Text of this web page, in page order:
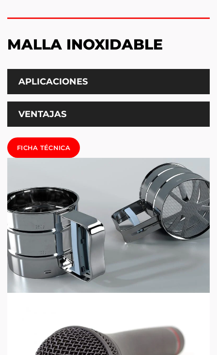
MALLA INOXIDABLE
APLICACIONES
VENTAJAS
FICHA TÉCNICA